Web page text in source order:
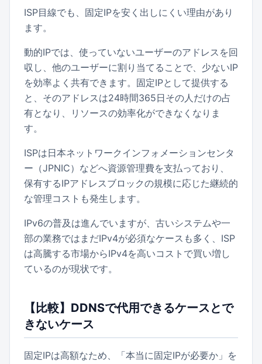
ISP目線でも、固定IPを安く出しにくい理由があり
ます。
動的IPでは、使っていないユーザーのアドレスを回
収し、他のユーザーに割り当てることで、少ないIP
を効率よく共有できます。固定IPとして提供する
と、そのアドレスは24時間365日その人だけの占
有となり、リソースの効率化ができなくなりま
す。
ISPは日本ネットワークインフォメーションセンタ
ー（JPNIC）などへ資源管理費を支払っており、
保有するIPアドレスブロックの規模に応じた継続的
な管理コストも発生します。
IPv6の普及は進んでいますが、古いシステムや一
部の業務ではまだIPv4が必須なケースも多く、ISP
は高騰する市場からIPv4を高いコストで買い増し
ているのが現状です。
【比較】DDNSで代用できるケースとで
きないケース
固定IPは高額なため、「本当に固定IPが必要か」を